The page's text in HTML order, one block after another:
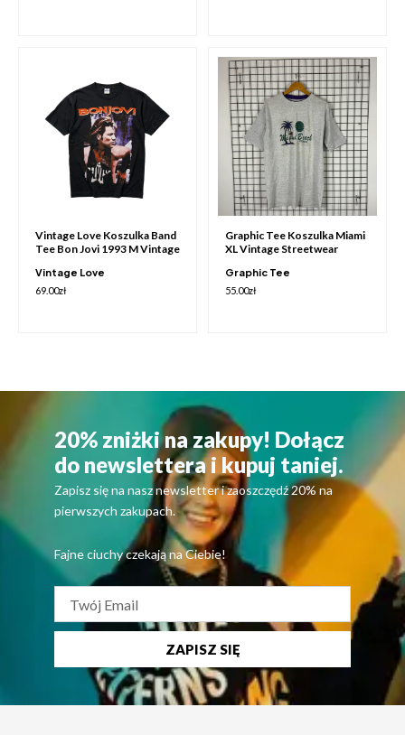
Vintage Love Koszulka Band
Tee Bon Jovi 1993 M Vintage
Vintage Love
69.00zł
Graphic Tee Koszulka Miami
XL Vintage Streetwear
Graphic Tee
55.00zł
20% zniżki na zakupy! Dołącz
do newslettera i kupuj taniej.
Zapisz się na nasz newsletter i zaoszczędź 20% na
pierwszych zakupach.
Fajne ciuchy czekają na Ciebie!
ZAPISZ SIĘ